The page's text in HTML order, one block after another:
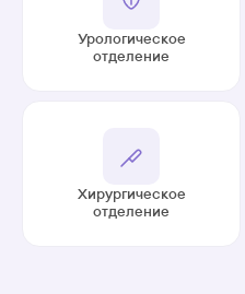
Урологическое
отделение
Хирургическое
отделение